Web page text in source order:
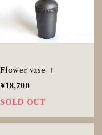
Flower vase Ⅰ
¥18,700
SOLD OUT